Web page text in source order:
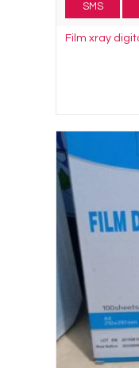
SMS
Film xray